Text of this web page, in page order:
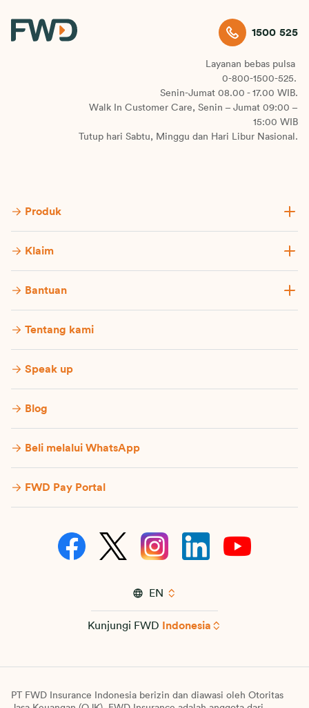
1500 525
Layanan bebas pulsa
0-800-1500-525.
Senin-Jumat 08.00 - 17.00 WIB.
Walk In Customer Care, Senin – Jumat 09:00 –
15:00 WIB
Tutup hari Sabtu, Minggu dan Hari Libur Nasional.
Produk
Klaim
Bantuan
Tentang kami
Speak up
Blog
Beli melalui WhatsApp
FWD Pay Portal
EN
Kunjungi FWD Indonesia
PT FWD Insurance Indonesia berizin dan diawasi oleh Otoritas